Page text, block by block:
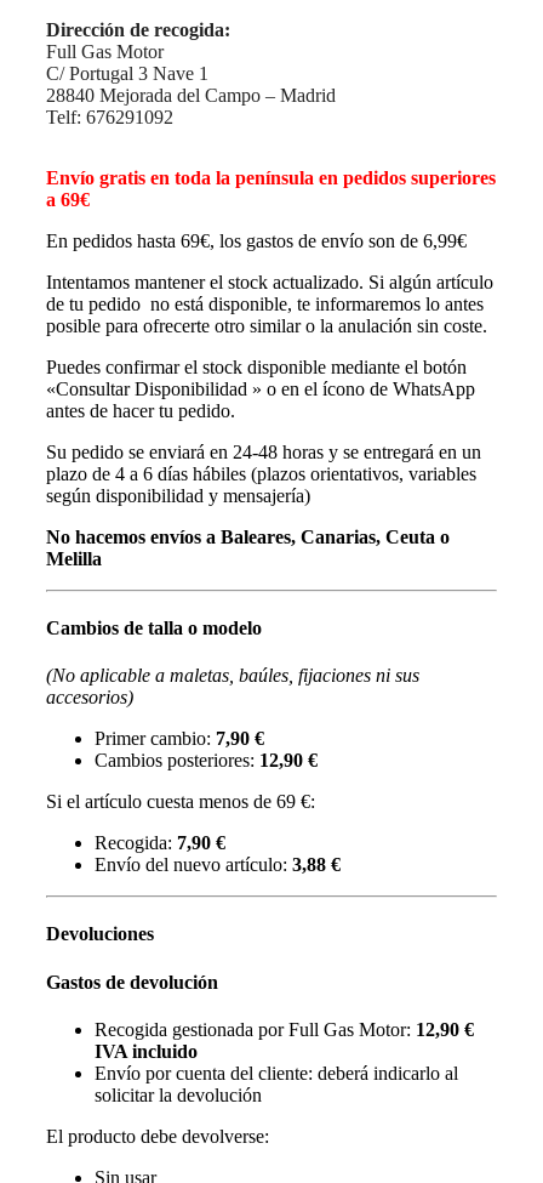
Dirección de recogida:
Full Gas Motor
C/ Portugal 3 Nave 1
28840 Mejorada del Campo – Madrid
Telf: 676291092
Envío gratis en toda la península en pedidos superiores
a 69€
En pedidos hasta 69€, los gastos de envío son de 6,99€
Intentamos mantener el stock actualizado. Si algún artículo
de tu pedido no está disponible, te informaremos lo antes
posible para ofrecerte otro similar o la anulación sin coste.
Puedes confirmar el stock disponible mediante el botón
«Consultar Disponibilidad » o en el ícono de WhatsApp
antes de hacer tu pedido.
Su pedido se enviará en 24-48 horas y se entregará en un
plazo de 4 a 6 días hábiles (plazos orientativos, variables
según disponibilidad y mensajería)
No hacemos envíos a Baleares, Canarias, Ceuta o
Melilla
Cambios de talla o modelo
(No aplicable a maletas, baúles, fijaciones ni sus
accesorios)
Primer cambio: 7,90 €
Cambios posteriores: 12,90 €
Si el artículo cuesta menos de 69 €:
Recogida: 7,90 €
Envío del nuevo artículo: 3,88 €
Devoluciones
Gastos de devolución
Recogida gestionada por Full Gas Motor: 12,90 €
IVA incluido
Envío por cuenta del cliente: deberá indicarlo al
solicitar la devolución
El producto debe devolverse:
Sin usar